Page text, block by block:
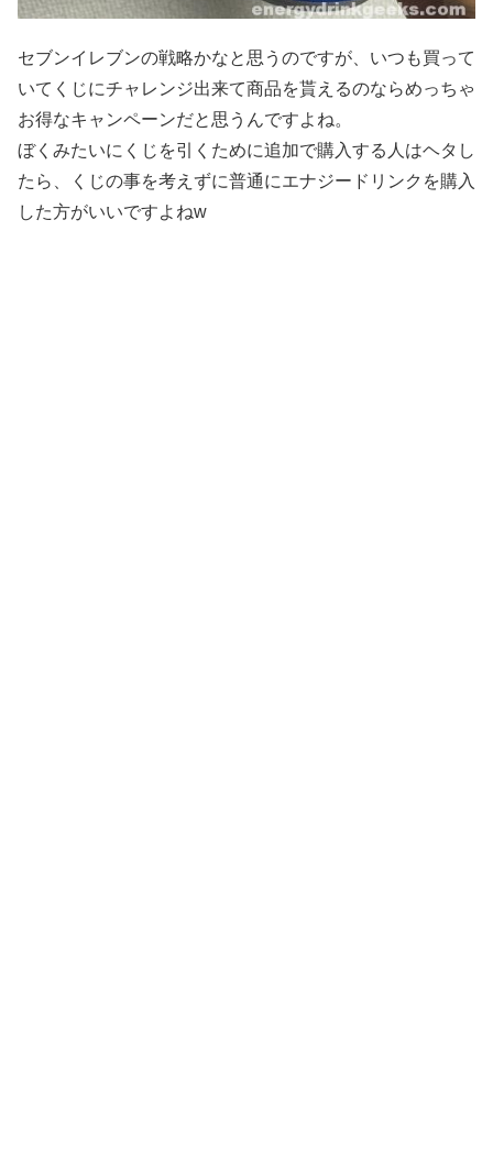
セブンイレブンの戦略かなと思うのですが、いつも買って
いてくじにチャレンジ出来て商品を貰えるのならめっちゃ
お得なキャンペーンだと思うんですよね。
ぼくみたいにくじを引くために追加で購入する人はヘタし
たら、くじの事を考えずに普通にエナジードリンクを購入
した方がいいですよねw